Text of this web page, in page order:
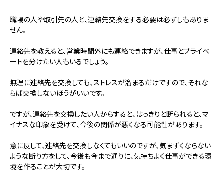
職場の人や取引先の人と、連絡先交換をする必要は必ずしもありま
せん。
連絡先を教えると、営業時間外にも連絡できますが、仕事とプライベ
ートを分けたい人もいるでしょう。
無理に連絡先を交換しても、ストレスが溜まるだけですので、それな
らば交換しないほうがいいです。
ですが、連絡先を交換したい人からすると、はっきりと断られると、マ
イナスな印象を受けて、今後の関係が悪くなる可能性があります。
意に反して、連絡先を交換しなくてもいいのですが、気まずくならない
ような断り方をして、今後も今まで通りに、気持ちよく仕事ができる環
境を作ることが大切です。